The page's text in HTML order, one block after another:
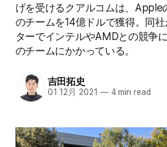
げを受けるクアルコムは、Apple
のチームを14億ドルで獲得。同
ターでインテルやAMDとの競争
のチームにかかっている。
吉田拓史
01 12月 2021 —4 min read